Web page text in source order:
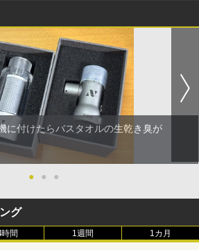
に付けたらバスタオルの生乾き臭が
● ● ●
グ
間 1週間 1カ月